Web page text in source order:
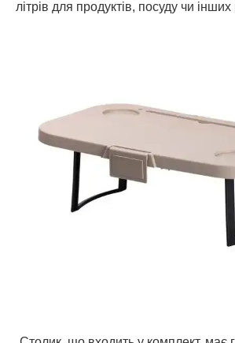
літрів для продуктів, посуду чи